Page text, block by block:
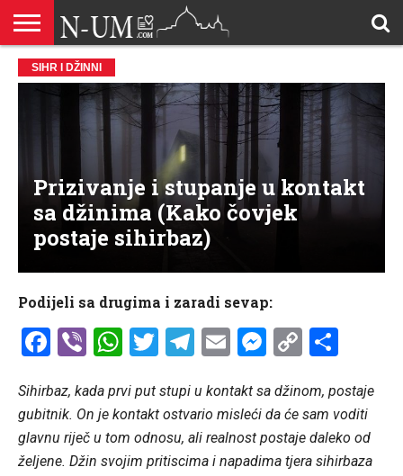
ALLAHOVA
LIJEPA
IMENA
BRAK I
ISLAMSKA
PORODICA
DŽEHENNEM
DŽENNET
DOBROČINSTVO
RODITELJIMA
DOVE
HADŽ
HADISI
HURIJE
HUMANITARNI
ILAHIJE
ISLAMOFOBIJA
IZREKE
KUR’AN
LIJEPI
NAMAZ
ODGOVORI
POKAJNICI
POUČNE
TEKSTOVI
PRILOZI
POSJETITELJA
PROBLEM
DEVIJACIJE
DRUŠTVU
ŠALJIVE
RAMAZAN
REKAIK
SAVJETI
SIHR I
SMRT I
DAN
SNOVI
VJEROVJESNICI
ZANIMLJIVOSTI
ZA
ZDRAVLJE
SIHR I DŽINNI
Prizivanje i stupanje u kontakt
sa džinima (Kako čovjek
postaje sihirbaz)
Podijeli sa drugima i zaradi sevap:
Facebook
ViberWhatsApp
Twitter
Telegram
EmailCopy
Sihirbaz, kada prvi put stupi u kontakt sa džinom, postaje
gubitnik. On je kontakt ostvario misleći da će sam voditi
glavnu riječ u tom odnosu, ali realnost postaje daleko od
željene. Džin svojim pritiscima i napadima tjera sihirbaza